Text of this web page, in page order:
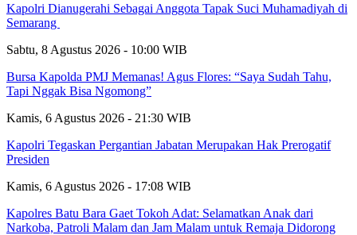
Kapolri Dianugerahi Sebagai Anggota Tapak Suci Muhamadiyah di
Semarang
Sabtu, 8 Agustus 2026 - 10:00 WIB
Bursa Kapolda PMJ Memanas! Agus Flores: “Saya Sudah Tahu,
Tapi Nggak Bisa Ngomong”
Kamis, 6 Agustus 2026 - 21:30 WIB
Kapolri Tegaskan Pergantian Jabatan Merupakan Hak Prerogatif
Presiden
Kamis, 6 Agustus 2026 - 17:08 WIB
Kapolres Batu Bara Gaet Tokoh Adat: Selamatkan Anak dari
Narkoba, Patroli Malam dan Jam Malam untuk Remaja Didorong